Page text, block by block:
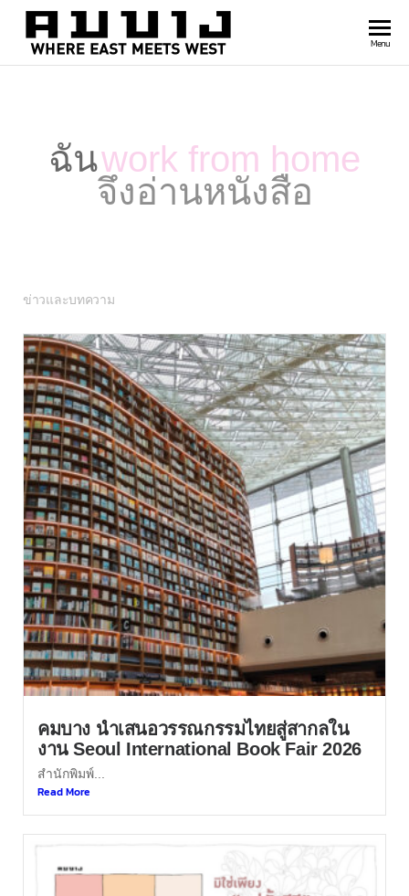
east
Menu
ฉันwork from home
จึงอ่านหนังสือ
ข่าวและบทความ
คมบาง นำเสนอวรรณกรรมไทยสู่สากลใน
งาน Seoul International Book Fair 2026
สำนักพิมพ์...
Read More